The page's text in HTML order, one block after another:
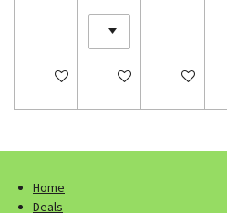
In winkelwagenIn winkelwagen
In
Home
Deals